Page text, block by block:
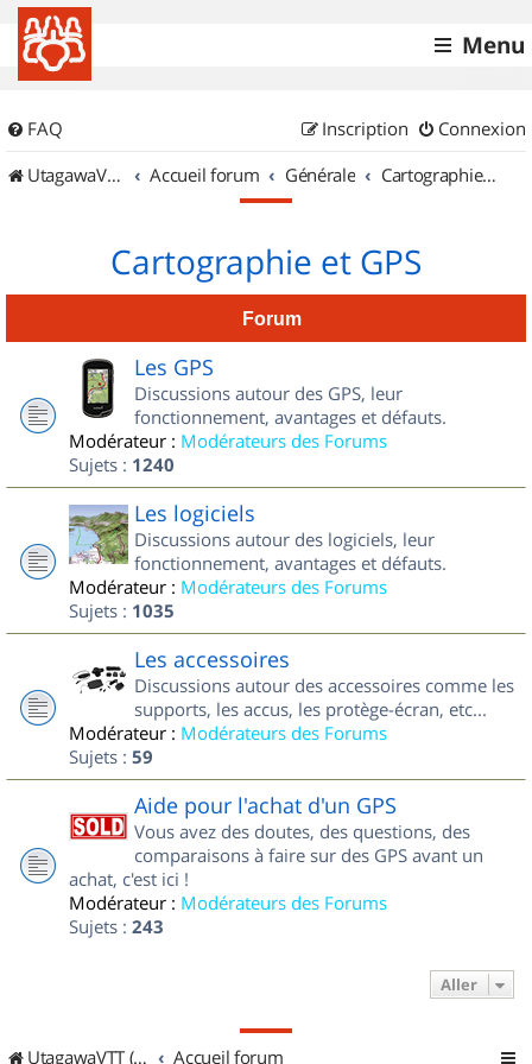
Menu
FAQ Connexion
Inscription
UtagawaVTT (Randos VTT et VTTAE avec traces GPS)
Accueil forum Générale Cartographie et GPS
Cartographie et GPS
Forum
Les GPS
Discussions autour des GPS, leur
fonctionnement, avantages et défauts.
Modérateur : Modérateurs des Forums
Sujets : 1240
Les logiciels
Discussions autour des logiciels, leur
fonctionnement, avantages et défauts.
Modérateur : Modérateurs des Forums
Sujets : 1035
Les accessoires
Discussions autour des accessoires comme les
supports, les accus, les protège-écran, etc...
Modérateur : Modérateurs des Forums
Sujets : 59
Aide pour l'achat d'un GPS
Vous avez des doutes, des questions, des
comparaisons à faire sur des GPS avant un
achat, c'est ici !
Modérateur : Modérateurs des Forums
Sujets : 243
Aller
UtagawaVTT (Randos VTT et VTTAE avec traces GPS) Accueil forum